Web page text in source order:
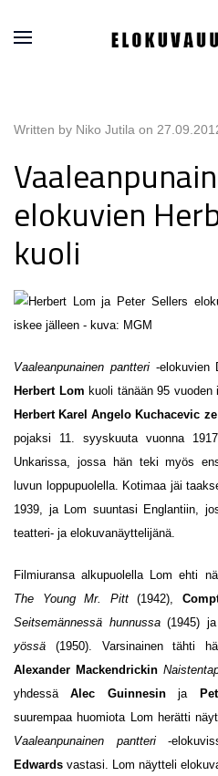
Written by Niko Jutila on
elokuvien
kuoli
Vaaleanpunainen pantteri -elokuvien
Herbert Lom kuoli tänään 95
Herbert Karel Angelo Kuchacevic
pojaksi 11. syyskuuta vuonna
Unkarissa, jossa hän teki myös
luvun loppupuolella. Kotimaa jäi
1939, ja Lom suuntasi Englantiin,
teatteri- ja elokuvanäyttelijänä.
Filmiuransa alkupuolella Lom ehti
The Young Mr. Pitt(1942),
Seitsemännessä hunnussa(1945) ja
yössä (1950). Varsinainen tähti
Alexander Mackendrickin
yhdessäAlec Guinnesinja
suurempaa huomiota Lom herätti
Vaaleanpunainen pantteri-
Edwards vastasi. Lom näytteli